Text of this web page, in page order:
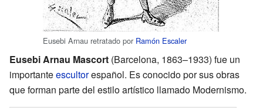
Eusebi Arnau retratado por Ramón Escaler
Eusebi Arnau Mascort (Barcelona, 1863–1933) fue un
importanteescultorespañol. Es conocido por sus obras
que forman parte del estilo artístico llamado Modernismo.